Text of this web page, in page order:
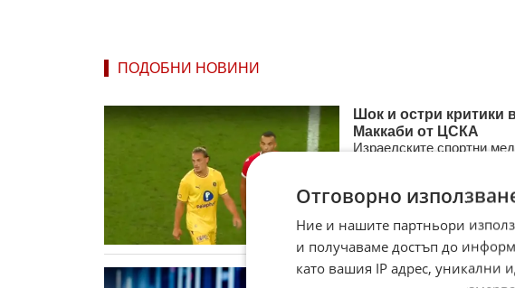
ПОДОБНИ НОВИНИ
Шок и остри критики
Маккаби от ЦСКА
Израелските спортни
06.08.2026
УЕФА остава
Отговорно
Ние и нашите партньори
и получаваме достъп до
като вашия IP адрес, уникални